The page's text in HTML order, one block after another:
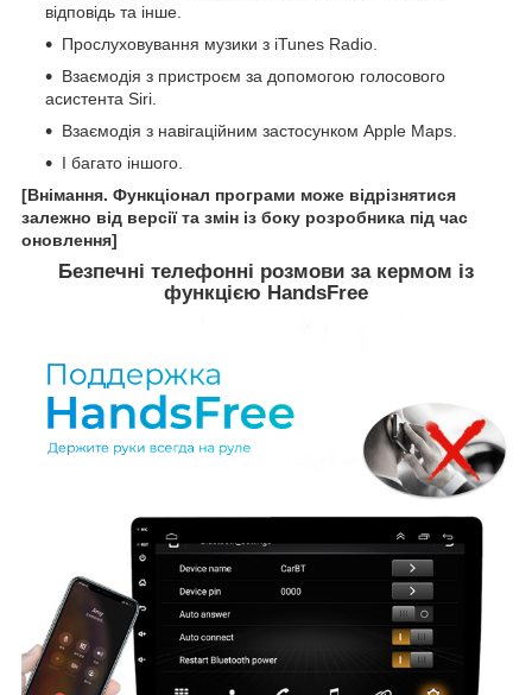
відповідь та інше.
Прослуховування музики з iTunes Radio.
Взаємодія з пристроєм за допомогою голосового
асистента Siri.
Взаємодія з навігаційним застосунком Apple Maps.
І багато іншого.
[Внімання. Функціонал програми може відрізнятися
залежно від версії та змін із боку розробника під час
оновлення]
Безпечні телефонні розмови за кермом із
функцією HandsFree